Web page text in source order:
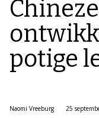
potige
Naomi Vreeburg
25